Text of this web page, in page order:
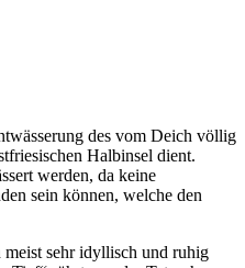
des vom Deich völlig
Halbinsel dient.
werden, da keine
sein können, welche den
meist sehr idyllisch und ruhig